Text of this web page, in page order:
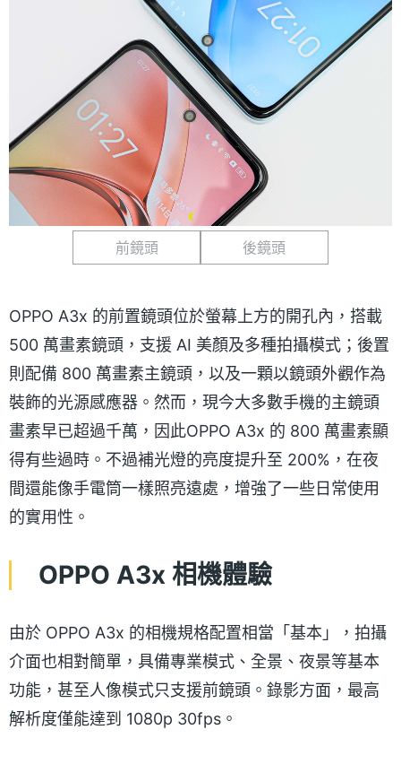
前鏡頭 後鏡頭
OPPO A3x 的前置鏡頭位於螢幕上方的開孔內，搭載
500 萬畫素鏡頭，支援 AI 美顏及多種拍攝模式；後置
則配備 800 萬畫素主鏡頭，以及一顆以鏡頭外觀作為
裝飾的光源感應器。然而，現今大多數手機的主鏡頭
畫素早已超過千萬，因此OPPO A3x 的 800 萬畫素顯
得有些過時。不過補光燈的亮度提升至 200%，在夜
間還能像手電筒一樣照亮遠處，增強了一些日常使用
的實用性。
OPPO A3x 相機體驗
由於 OPPO A3x 的相機規格配置相當「基本」，拍攝
介面也相對簡單，具備專業模式、全景、夜景等基本
功能，甚至人像模式只支援前鏡頭。錄影方面，最高
解析度僅能達到 1080p 30fps。